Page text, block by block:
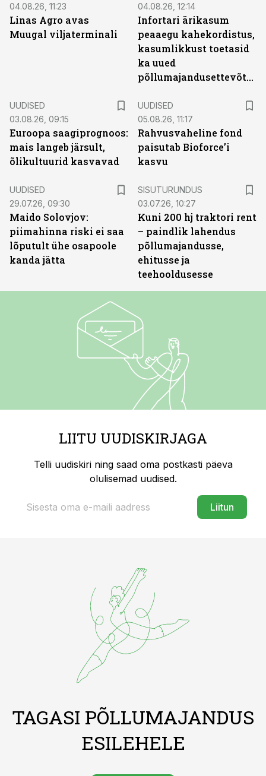
04.08.26, 11:23
Linas Agro avas
Muugal viljaterminali
04.08.26, 12:14
Infortari ärikasum
peaaegu kahekordistus,
kasumlikkust toetasid
ka uued
põllumajandusettevõtted
UUDISED
03.08.26, 09:15
Euroopa saagiprognoos:
mais langeb järsult,
õlikultuurid kasvavad
UUDISED
05.08.26, 11:17
Rahvusvaheline fond
paisutab Bioforce’i
kasvu
UUDISED
29.07.26, 09:30
Maido Solovjov:
piimahinna riski ei saa
lõputult ühe osapoole
kanda jätta
SISUTURUNDUS
03.07.26, 10:27
Kuni 200 hj traktori rent
– paindlik lahendus
põllumajandusse,
ehitusse ja
teehooldusesse
LIITU UUDISKIRJAGA
Telli uudiskiri ning saad oma postkasti päeva
olulisemad uudised.
Liitun
TAGASI PÕLLUMAJANDUS
ESILEHELE